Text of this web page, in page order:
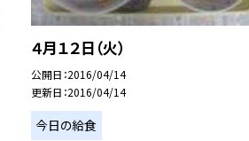
４月１２日（火）
公開日 2016/04/14
更新日 2016/04/14
今日の給食